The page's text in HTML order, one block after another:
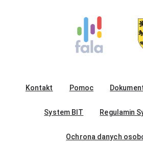
Kontakt Pomoc
System BIT Regulamin
Ochrona danych